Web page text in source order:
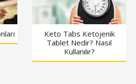
Keto Tabs Ketojenik
Tablet Nedir? Nasıl
Kullanılır?